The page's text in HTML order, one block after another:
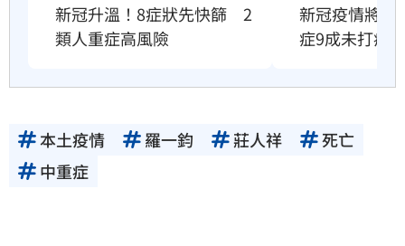
新冠升溫！8症狀先快篩　2
類人重症高風險
新冠疫情將衝
症9成未打疫苗
本土疫情 羅一鈞 莊人祥
死亡
中重症